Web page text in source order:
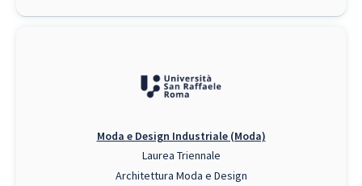
Moda e Design Industriale (Moda)
Laurea Triennale
Architettura Moda e Design